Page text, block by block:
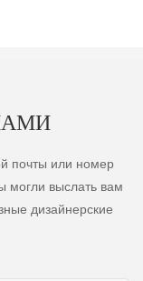
почты или номер
могли выслать вам
дизайнерские